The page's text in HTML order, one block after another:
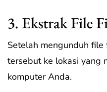
3. Ekstrak File
Setelah mengunduh
tersebut ke lokasi yang
komputer Anda.